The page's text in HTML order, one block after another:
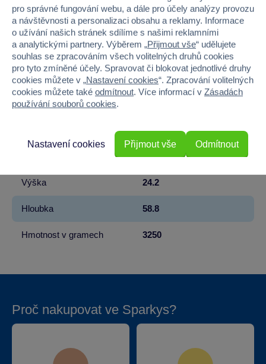
Licence Mattel
Řada Barbie
Věk od 3
Pohlaví
PLAST
24.2
Výška 24.2
Hloubka 58.8
Hmotnost v gramech 3250
Proč nakupovat ve Sparkys?
pro správné fungování webu, a dále pro účely analýzy provozu
a návštěvnosti a personalizaci obsahu a reklamy. Informace
o užívání našich stránek sdílíme s našimi reklamními
a analytickými partnery. Výběrem „Přijmout vše“ udělujete
souhlas se zpracováním všech volitelných druhů cookies
pro tyto zmíněné účely. Spravovat či blokovat jednotlivé druhy
cookies můžete v „Nastavení cookies“. Zpracování volitelných
cookies můžete také odmítnout. Více informací v Zásadách
používání souborů cookies.
Odmítnout
Nastavení cookies Přijmout vše